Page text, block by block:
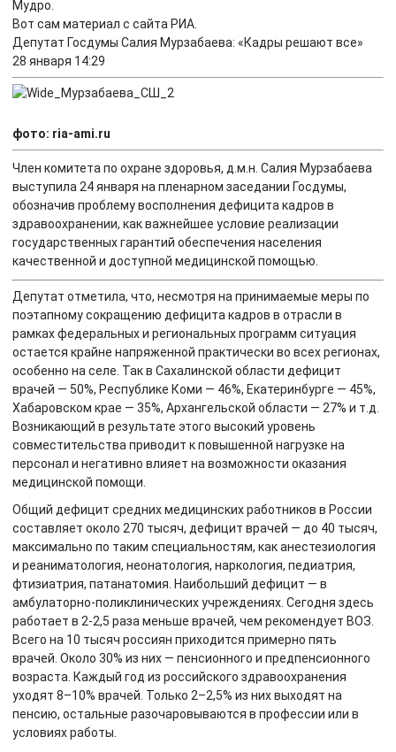
Мудро.
Вот сам материал с сайта РИА.
Депутат Госдумы Салия Мурзабаева: «Кадры решают все»
28 января 14:29
фото: ria-ami.ru
Член комитета по охране здоровья, д.м.н. Салия Мурзабаева
выступила 24 января на пленарном заседании Госдумы,
обозначив проблему восполнения дефицита кадров в
здравоохранении, как важнейшее условие реализации
государственных гарантий обеспечения населения
качественной и доступной медицинской помощью.
Депутат отметила, что, несмотря на принимаемые меры по
поэтапному сокращению дефицита кадров в отрасли в
рамках федеральных и региональных программ ситуация
остается крайне напряженной практически во всех регионах,
особенно на селе. Так в Сахалинской области дефицит
врачей — 50%, Республике Коми — 46%, Екатеринбурге — 45%,
Хабаровском крае — 35%, Архангельской области — 27% и т.д.
Возникающий в результате этого высокий уровень
совместительства приводит к повышенной нагрузке на
персонал и негативно влияет на возможности оказания
медицинской помощи.
Общий дефицит средних медицинских работников в России
составляет около 270 тысяч, дефицит врачей — до 40 тысяч,
максимально по таким специальностям, как анестезиология
и реаниматология, неонатология, наркология, педиатрия,
фтизиатрия, патанатомия. Наибольший дефицит — в
амбулаторно-поликлинических учреждениях. Сегодня здесь
работает в 2-2,5 раза меньше врачей, чем рекомендует ВОЗ.
Всего на 10 тысяч россиян приходится примерно пять
врачей. Около 30% из них — пенсионного и предпенсионного
возраста. Каждый год из российского здравоохранения
уходят 8–10% врачей. Только 2–2,5% из них выходят на
пенсию, остальные разочаровываются в профессии или в
условиях работы.